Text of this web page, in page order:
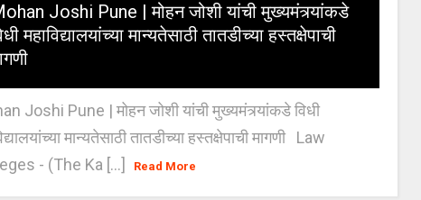
Joshi Pune | मोहन जोशी यांची मुख्यमंत्र्यांकडे
महाविद्यालयांच्या मान्यतेसाठी तातडीच्या हस्तक्षेपाची
Joshi Pune | मोहन जोशी यांची मुख्यमंत्र्यांकडे विधी
मान्यतेसाठी तातडीच्या हस्तक्षेपाची मागणी Law
- (The Ka [...]
Read More